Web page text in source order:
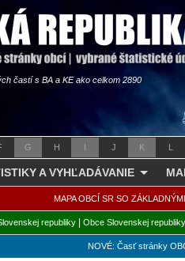
častí s BA a KE ako celkom 2890
G H I J K L
A VYHĽADÁVANIE
MAPA OBCÍ SR SO
republiky| Obce Slovenskej republiky
NOVÉ: Časť stránky